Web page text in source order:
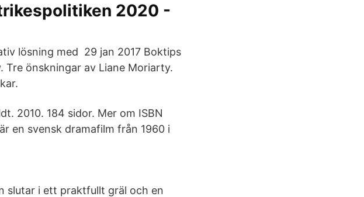
2020 -
lösning med 29 jan 2017 Boktips
Tre önskningar av Liane Moriarty.
2010. 184 sidor. Mer om ISBN
en svensk dramafilm från 1960 i
slutar i ett praktfullt gräl och en